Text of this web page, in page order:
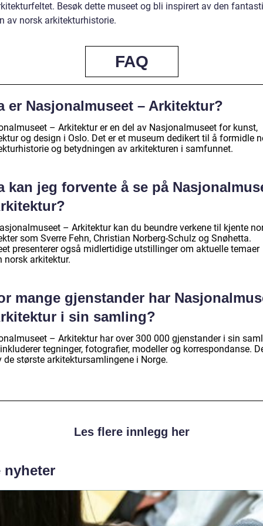
Besøk dette museet og bli inspirert av den
av norsk arkitekturhistorie.
FAQ
er Nasjonalmuseet – Arkitektur?
– Arkitektur er en del av Nasjonalmuseet for kunst,
og design i Oslo. Det er et museum dedikert til å formidle
og betydningen av arkitekturen i samfunnet.
kan jeg forvente å se på
– Arkitektur kan du beundre verkene til kjente
som Sverre Fehn, Christian Norberg-Schulz og Snøhetta.
presenterer også midlertidige utstillinger om aktuelle temaer
norsk arkitektur.
mange gjenstander har
i sin samling?
– Arkitektur har over 300 000 gjenstander i sin
tegninger, fotografier, modeller og korrespondanse.
de største arkitektursamlingene i Norge.
Les flere innlegg her
nyheter